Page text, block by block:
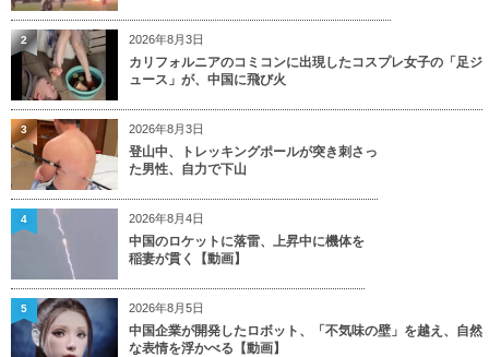
2026年8月3日
カリフォルニアのコミコンに出現したコスプレ女子の「足ジ
ュース」が、中国に飛び火
2
2026年8月3日
登山中、トレッキングポールが突き刺さっ
た男性、自力で下山
3
2026年8月4日
中国のロケットに落雷、上昇中に機体を
稲妻が貫く【動画】
4
2026年8月5日
中国企業が開発したロボット、「不気味の壁」を越え、自然
な表情を浮かべる【動画】
5